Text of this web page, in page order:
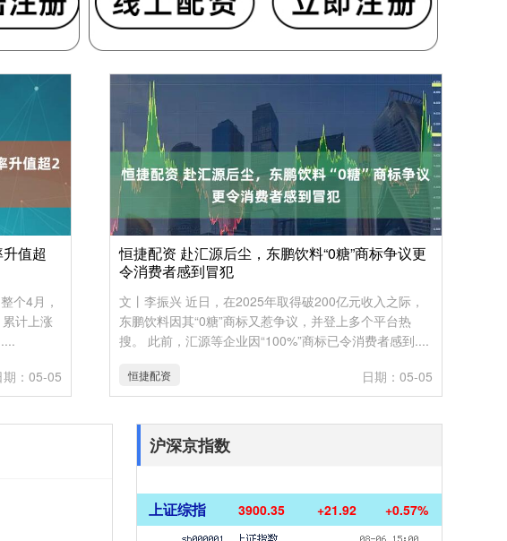
值超
个4月，
计上涨
期：05-05
恒捷配资 赴汇源后尘，东鹏饮料“0糖”商标争议更
令消费者感到冒犯
文丨李振兴 近日，在2025年取得破200亿元收入之际，
东鹏饮料因其“0糖”商标又惹争议，并登上多个平台热
搜。 此前，汇源等企业因“100%”商标已令消费者感到....
恒捷配资 日期：05-05
沪深京指数
上证综指 3900.35 +21.92 +0.57%